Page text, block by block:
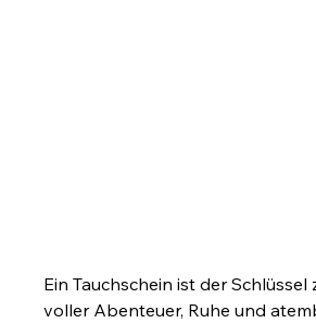
Ein Tauchschein ist der Schlüssel
voller Abenteuer, Ruhe und